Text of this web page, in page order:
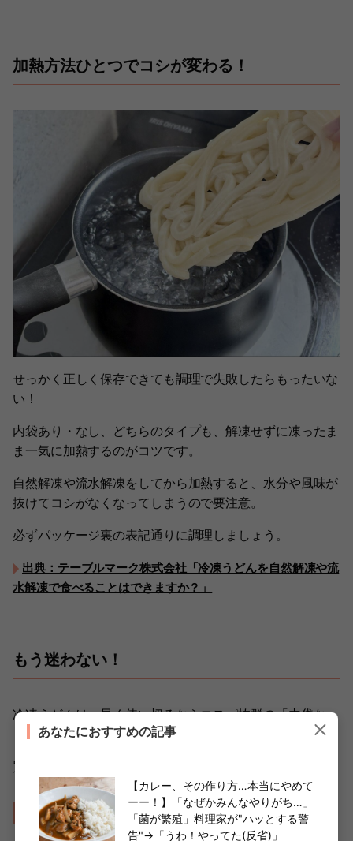
加熱方法ひとつでコシが変わる！
せっかく正しく保存できても調理で失敗したらもったいな
い！
内袋あり・なし、どちらのタイプも、解凍せずに凍ったま
ま一気に加熱するのがコツです。
自然解凍や流水解凍をしてから加熱すると、水分や風味が
抜けてコシがなくなってしまうので要注意。
必ずパッケージ裏の表記通りに調理しましょう。
出典：テーブルマーク株式会社「冷凍うどんを自然解凍や流
水解凍で食べることはできますか？」
もう迷わない！
冷凍うどんは、早く使い切るならコスパ抜群の「内袋な
し」、長持ちさせたいなら「内袋あり」。
買い物に行くときは、この基準で選んでみてくださいね。
関連記事はこちら
あなたにおすすめの記事
【カレー、その作り方…本当にやめて
ーー！】「なぜかみんなやりがち…」
「菌が繁殖」料理家が"ハッとする警
告"→「うわ！やってた(反省)」